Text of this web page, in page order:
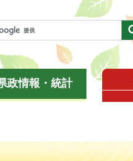
政情報・統計